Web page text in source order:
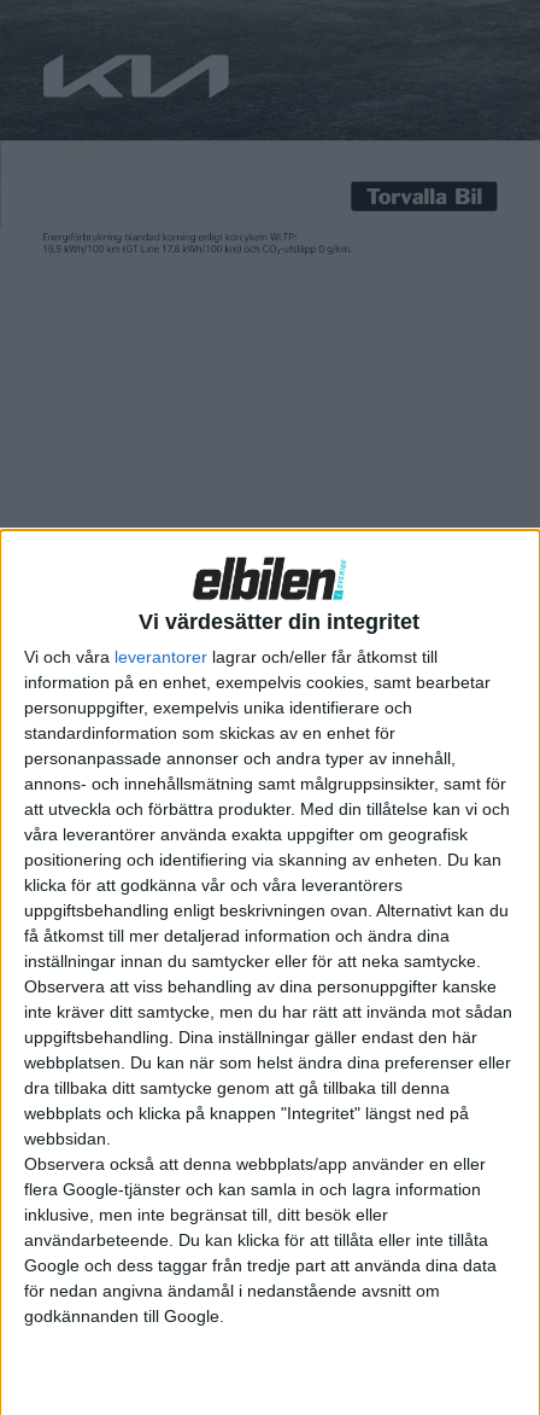
Vi värdesätter din integritet
Vi och våra leverantorer lagrar och/eller får åtkomst till
information på en enhet, exempelvis cookies, samt bearbetar
personuppgifter, exempelvis unika identifierare och
standardinformation som skickas av en enhet för
personanpassade annonser och andra typer av innehåll,
annons- och innehållsmätning samt målgruppsinsikter, samt för
att utveckla och förbättra produkter. Med din tillåtelse kan vi och
våra leverantörer använda exakta uppgifter om geografisk
positionering och identifiering via skanning av enheten. Du kan
klicka för att godkänna vår och våra leverantörers
uppgiftsbehandling enligt beskrivningen ovan. Alternativt kan du
få åtkomst till mer detaljerad information och ändra dina
inställningar innan du samtycker eller för att neka samtycke.
Observera att viss behandling av dina personuppgifter kanske
inte kräver ditt samtycke, men du har rätt att invända mot sådan
uppgiftsbehandling. Dina inställningar gäller endast den här
webbplatsen. Du kan när som helst ändra dina preferenser eller
dra tillbaka ditt samtycke genom att gå tillbaka till denna
webbplats och klicka på knappen "Integritet" längst ned på
webbsidan.
Observera också att denna webbplats/app använder en eller
flera Google-tjänster och kan samla in och lagra information
inklusive, men inte begränsat till, ditt besök eller
användarbeteende. Du kan klicka för att tillåta eller inte tillåta
Google och dess taggar från tredje part att använda dina data
för nedan angivna ändamål i nedanstående avsnitt om
godkännanden till Google.
Relaterat innehåll
Plus artiklar
26 jul 2026
Chocken när jag tog dieselbil till Sundsvall
Plus artiklar